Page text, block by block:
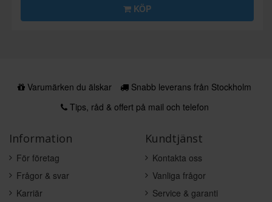
KÖP
Varumärken du älskar
Snabb leverans från Stockholm
Tips, råd & offert på mail och telefon
Information
För företag
Frågor & svar
Karriär
Kundtjänst
Kontakta oss
Vanliga frågor
Service & garanti